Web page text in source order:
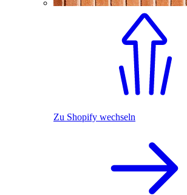
Zu Shopify wechseln